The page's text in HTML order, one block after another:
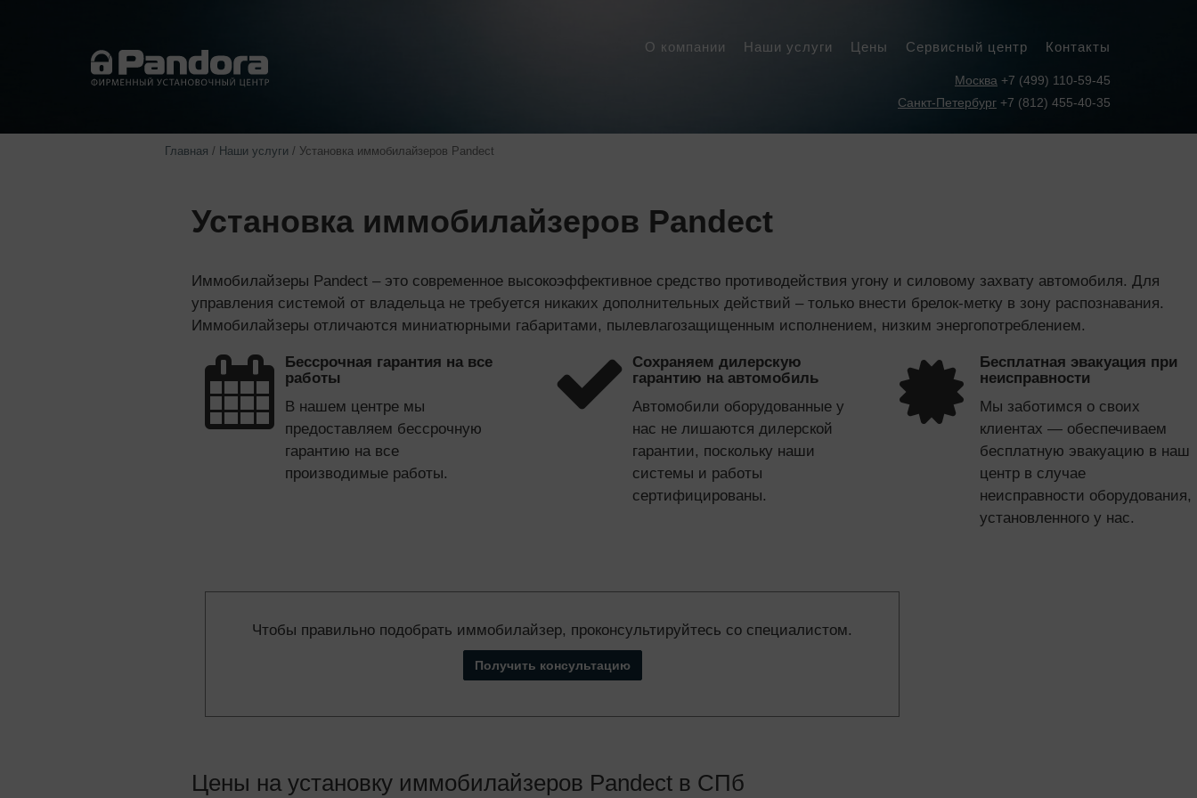
О компании Наши услуги Цены Сервисный центр Контакты
Москва +7 (499) 110-59-45
Санкт-Петербург +7 (812) 455-40-35
Главная / Наши услуги / Установка иммобилайзеров Pandect
Установка иммобилайзеров Pandect
Иммобилайзеры Pandect – это современное высокоэффективное средство противодействия угону и силовому захвату автомобиля. Для
управления системой от владельца не требуется никаких дополнительных действий – только внести брелок-метку в зону распознавания.
Иммобилайзеры отличаются миниатюрными габаритами, пылевлагозащищенным исполнением, низким энергопотреблением.
Бессрочная гарантия на все
работы
В нашем центре мы
предоставляем бессрочную
гарантию на все
производимые работы.
Сохраняем дилерскую
гарантию на автомобиль
Автомобили оборудованные у
нас не лишаются дилерской
гарантии, поскольку наши
системы и работы
сертифицированы.
Бесплатная эвакуация при
неисправности
Мы заботимся о своих
клиентах — обеспечиваем
бесплатную эвакуацию в наш
центр в случае
неисправности оборудования,
установленного у нас.
Чтобы правильно подобрать иммобилайзер, проконсультируйтесь со специалистом.
Получить консультацию
Цены на установку иммобилайзеров Pandect в СПб